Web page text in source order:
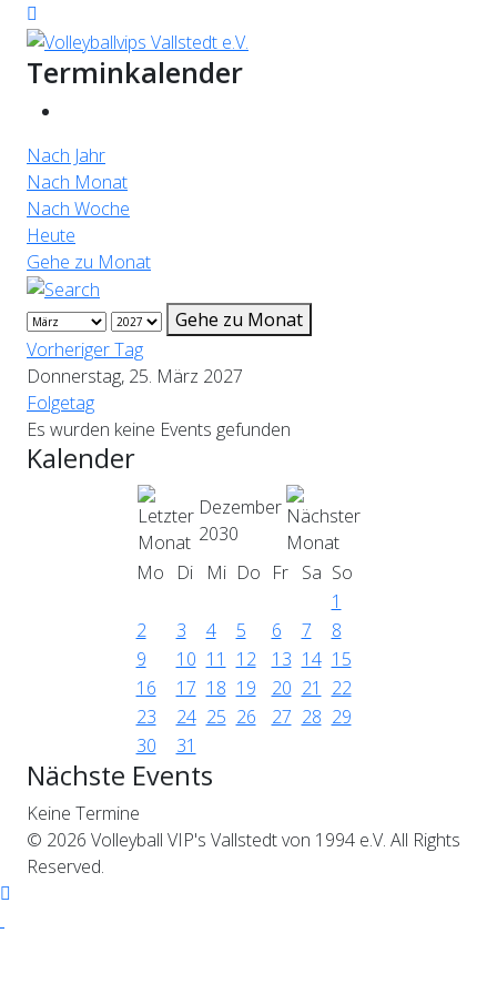
Terminkalender
Nach Jahr
Nach Monat
Nach Woche
Heute
Gehe zu Monat
Gehe zu Monat
Vorheriger Tag
Donnerstag, 25. März 2027
Folgetag
Es wurden keine Events gefunden
Kalender
Dezember
2030
Mo
Di Mi Do Fr Sa So
1
2
3 4 5 6 7
8
9
10 11 12 13 14 15
16
17 18 19 20 21
22
23
24 25 26 27 28 29
30
31
Nächste Events
Keine Termine
© 2026 Volleyball VIP's Vallstedt von 1994 e.V. All Rights
Reserved.